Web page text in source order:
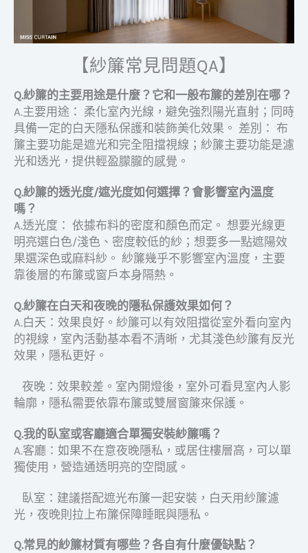
【紗簾常見問題QA】
Q.紗簾的主要用途是什麼？它和一般布簾的差別在哪？
A.主要用途： 柔化室內光線，避免強烈陽光直射；同時
具備一定的白天隱私保護和裝飾美化效果。 差別： 布
簾主要功能是遮光和完全阻擋視線；紗簾主要功能是濾
光和透光，提供輕盈朦朧的感覺。
Q.紗簾的透光度/遮光度如何選擇？會影響室內溫度
嗎？
A.透光度： 依據布料的密度和顏色而定。 想要光線更
明亮選白色/淺色、密度較低的紗；想要多一點遮陽效
果選深色或麻料紗。 紗簾幾乎不影響室內溫度，主要
靠後層的布簾或窗戶本身隔熱。
Q.紗簾在白天和夜晚的隱私保護效果如何？
A.白天：效果良好。紗簾可以有效阻擋從室外看向室內
的視線，室內活動基本看不清晰，尤其淺色紗簾有反光
效果，隱私更好。
夜晚：效果較差。室內開燈後，室外可看見室內人影
輪廓，隱私需要依靠布簾或雙層窗簾來保護。
Q.我的臥室或客廳適合單獨安裝紗簾嗎？
A.客廳：如果不在意夜晚隱私，或居住樓層高，可以單
獨使用，營造通透明亮的空間感。
臥室：建議搭配遮光布簾一起安裝，白天用紗簾濾
光，夜晚則拉上布簾保障睡眠與隱私。
Q.常見的紗簾材質有哪些？各自有什麼優缺點？